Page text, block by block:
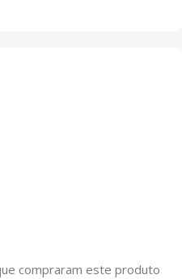
compraram este produto